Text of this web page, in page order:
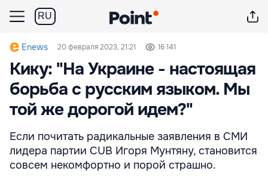
RU
Enews 20 февраля 2023, 21:21 16 141
Кику: "На Украине - настоящая
борьба с русским языком. Мы
той же дорогой идем?"
Если почитать радикальные заявления в СМИ
лидера партии CUB Игоря Мунтяну, становится
совсем некомфортно и порой страшно.